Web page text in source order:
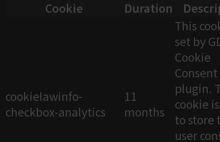
Cookie
Duration
cookielawinfo-
checkbox-analytics
11
months
This
set by
Cookie
Consent
plugin.
cookie
to store
user